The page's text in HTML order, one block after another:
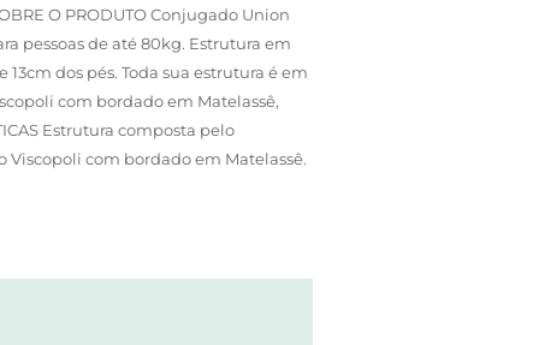
O PRODUTO Conjugado Union
pessoas de até 80kg. Estrutura em
dos pés. Toda sua estrutura é em
com bordado em Matelassê,
Estrutura composta pelo
com bordado em Matelassê.